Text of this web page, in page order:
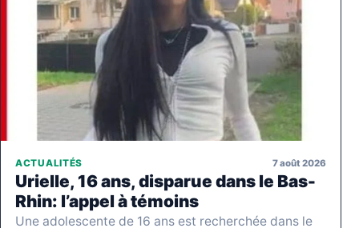
ACTUALITÉS 7 août 2026
Urielle, 16 ans, disparue dans le Bas-
Rhin: l’appel à témoins
Une adolescente de 16 ans est recherchée dans le